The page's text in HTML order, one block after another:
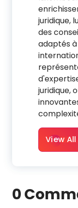
juridique,
des
adaptés
juridique,
View
0